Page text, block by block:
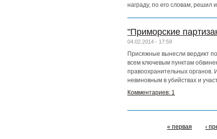
награду, по его словам, решил
"Приморские
04.02.2014 - 17:59
Присяжные вынесли вердикт
всем ключевым пунктам
правоохранительных
невиновным в убийствах и
Комментариев: 1
« первая ‹